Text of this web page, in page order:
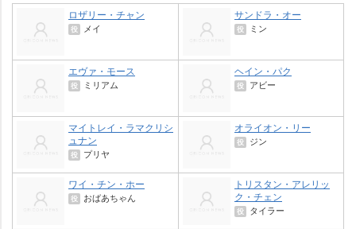
ロザリー・チャン
役 メイ
サンドラ・オー
役 ミン
エヴァ・モース
役 ミリアム
ヘイン・パク
役 アビー
マイトレイ・ラマクリシ
ュナン
役 プリヤ
オライオン・リー
役 ジン
ワイ・チン・ホー
役 おばあちゃん
トリスタン・アレリッ
ク・チェン
役 タイラー